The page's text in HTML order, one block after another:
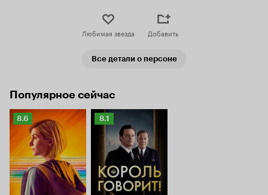
Любимая звезда Добавить
Все детали о персоне
Популярное сейчас
Рейтинг
Кинопоиска
8.6
8.6
Рейтинг
Кинопоиска
8.1